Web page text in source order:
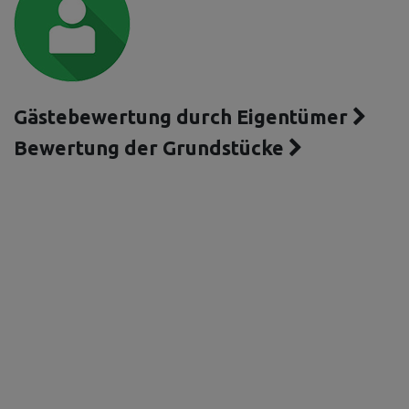
Gästebewertung durch Eigentümer
Bewertung der Grundstücke